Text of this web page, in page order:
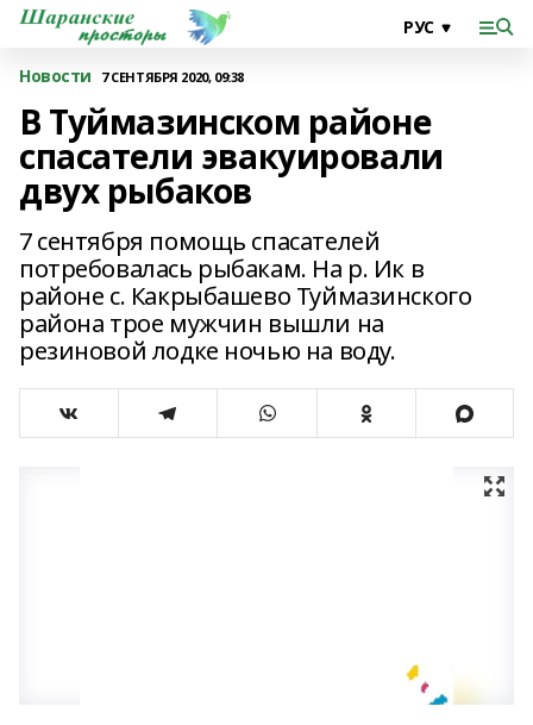
Новости 7 СЕНТЯБРЯ 2020, 09:38
В Туймазинском районе
спасатели эвакуировали
двух рыбаков
7 сентября помощь спасателей
потребовалась рыбакам. На р. Ик в
районе с. Какрыбашево Туймазинского
района трое мужчин вышли на
резиновой лодке ночью на воду.